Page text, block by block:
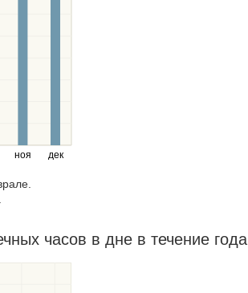
ноя дек
часов в дне в течение года